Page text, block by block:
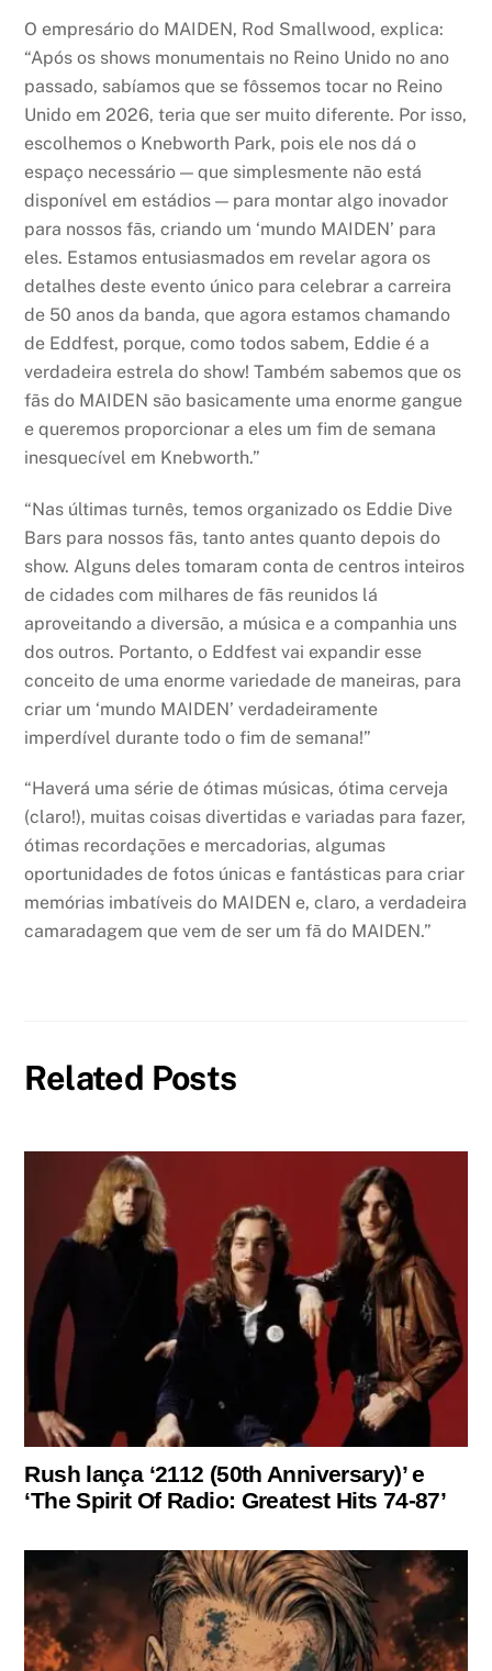
O empresário do MAIDEN, Rod Smallwood, explica:
“Após os shows monumentais no Reino Unido no ano
passado, sabíamos que se fôssemos tocar no Reino
Unido em 2026, teria que ser muito diferente. Por isso,
escolhemos o Knebworth Park, pois ele nos dá o
espaço necessário — que simplesmente não está
disponível em estádios — para montar algo inovador
para nossos fãs, criando um ‘mundo MAIDEN’ para
eles. Estamos entusiasmados em revelar agora os
detalhes deste evento único para celebrar a carreira
de 50 anos da banda, que agora estamos chamando
de Eddfest, porque, como todos sabem, Eddie é a
verdadeira estrela do show! Também sabemos que os
fãs do MAIDEN são basicamente uma enorme gangue
e queremos proporcionar a eles um fim de semana
inesquecível em Knebworth.”
“Nas últimas turnês, temos organizado os Eddie Dive
Bars para nossos fãs, tanto antes quanto depois do
show. Alguns deles tomaram conta de centros inteiros
de cidades com milhares de fãs reunidos lá
aproveitando a diversão, a música e a companhia uns
dos outros. Portanto, o Eddfest vai expandir esse
conceito de uma enorme variedade de maneiras, para
criar um ‘mundo MAIDEN’ verdadeiramente
imperdível durante todo o fim de semana!”
“Haverá uma série de ótimas músicas, ótima cerveja
(claro!), muitas coisas divertidas e variadas para fazer,
ótimas recordações e mercadorias, algumas
oportunidades de fotos únicas e fantásticas para criar
memórias imbatíveis do MAIDEN e, claro, a verdadeira
camaradagem que vem de ser um fã do MAIDEN.”
Related Posts
Rush lança ‘2112 (50th Anniversary)’ e
‘The Spirit Of Radio: Greatest Hits 74-87’